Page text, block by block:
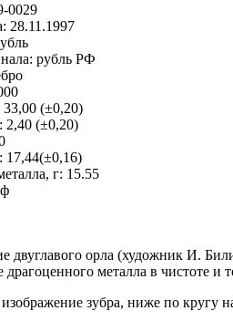
0029
28.11.1997
рубль РФ
33,00 (±0,20)
2,40 (±0,20)
17,44(±0,16)
г: 15.55
двуглавого орла (художник И.
драгоценного металла в чистоте и
зубра, ниже по кругу